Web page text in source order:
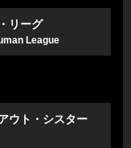
リーグ
League
ウト・シスター